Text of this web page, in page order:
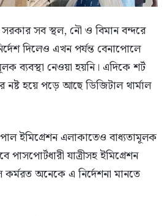
সব স্থল, নৌ ও বিমান বন্দরে
দিলেও এখন পর্যন্ত বেনাপোলে
ব্যবস্থা নেওয়া হয়নি। এদিকে শর্ট
নষ্ট হয়ে পড়ে আছে ডিজিটাল থার্মাল
ইমিগ্রেশন এলাকাতেও বাধ্যতামূলক
পাসপোর্টধারী যাত্রীসহ ইমিগ্রেশন
অনেকে এ নির্দেশনা মানতে